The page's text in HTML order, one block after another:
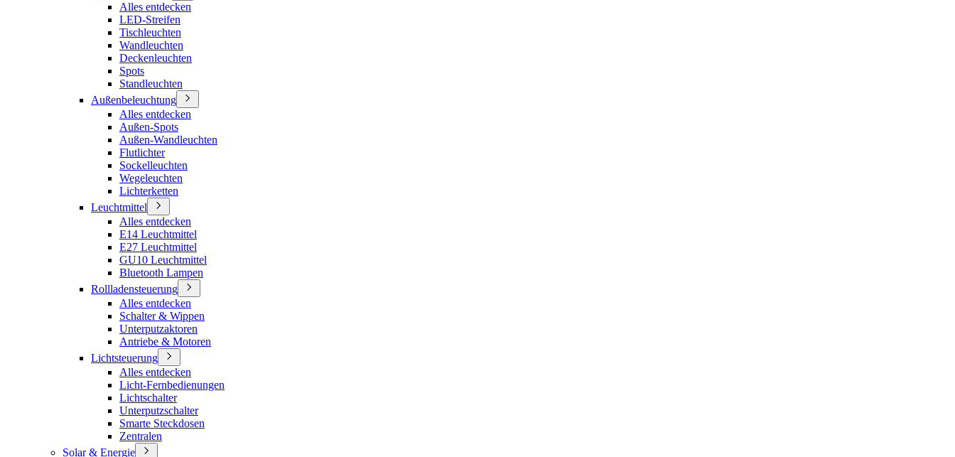
Alles entdecken
LED-Streifen
Tischleuchten
Wandleuchten
Deckenleuchten
Spots
Standleuchten
Außenbeleuchtung
Alles entdecken
Außen-Spots
Außen-Wandleuchten
Flutlichter
Sockelleuchten
Wegeleuchten
Lichterketten
Leuchtmittel
Alles entdecken
E14 Leuchtmittel
E27 Leuchtmittel
GU10 Leuchtmittel
Bluetooth Lampen
Rollladensteuerung
Alles entdecken
Schalter & Wippen
Unterputzaktoren
Antriebe & Motoren
Lichtsteuerung
Alles entdecken
Licht-Fernbedienungen
Lichtschalter
Unterputzschalter
Smarte Steckdosen
Zentralen
Solar & Energie